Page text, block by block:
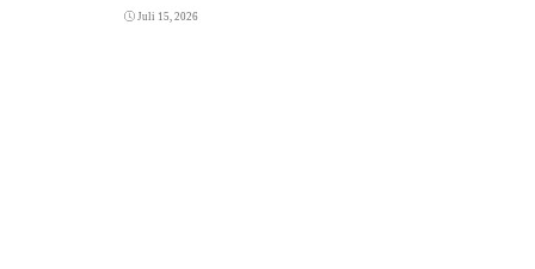
Juli 15, 2026